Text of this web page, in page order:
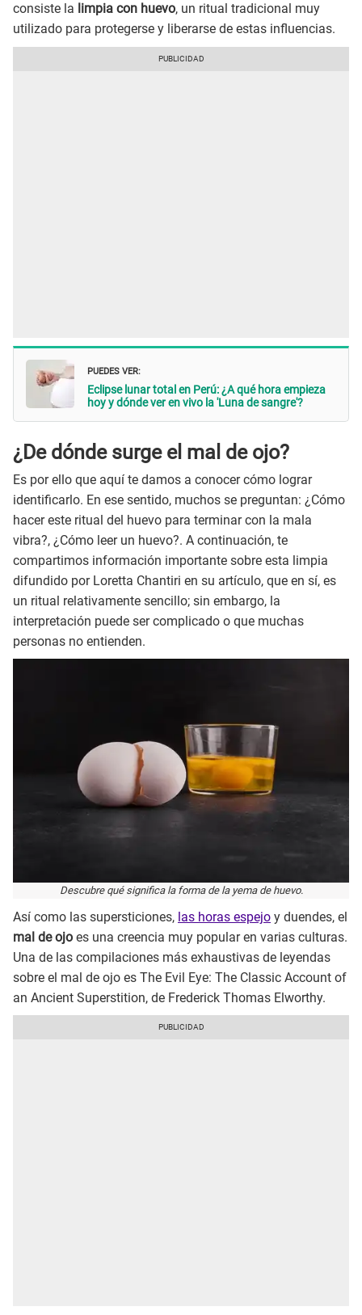
consiste la limpia con huevo, un ritual tradicional muy
utilizado para protegerse y liberarse de estas influencias.
PUEDES VER:
Eclipse lunar total en Perú: ¿A qué hora empieza
hoy y dónde ver en vivo la 'Luna de sangre'?
¿De dónde surge el mal de ojo?
Es por ello que aquí te damos a conocer cómo lograr
identificarlo. En ese sentido, muchos se preguntan: ¿Cómo
hacer este ritual del huevo para terminar con la mala
vibra?, ¿Cómo leer un huevo?. A continuación, te
compartimos información importante sobre esta limpia
difundido por Loretta Chantiri en su artículo, que en sí, es
un ritual relativamente sencillo; sin embargo, la
interpretación puede ser complicado o que muchas
personas no entienden.
Descubre qué significa la forma de la yema de huevo.
Así como las supersticiones, las horas espejo y duendes, el
mal de ojo es una creencia muy popular en varias culturas.
Una de las compilaciones más exhaustivas de leyendas
sobre el mal de ojo es The Evil Eye: The Classic Account of
an Ancient Superstition, de Frederick Thomas Elworthy.